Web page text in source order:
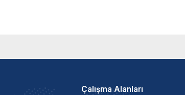
Çalışma Alanları